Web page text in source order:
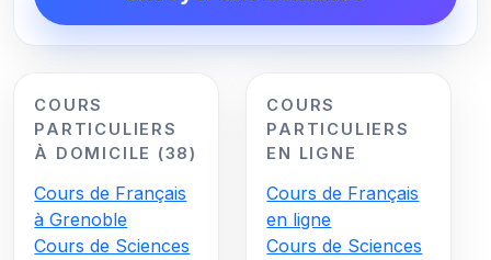
COURS
PARTICULIERS
À DOMICILE (38)
Cours de Français
à Grenoble
Cours de Sciences
COURS
PARTICULIERS
EN LIGNE
Cours de Français
en ligne
Cours de Sciences